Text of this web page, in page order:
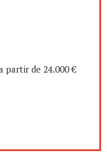
partir de 24.000 €